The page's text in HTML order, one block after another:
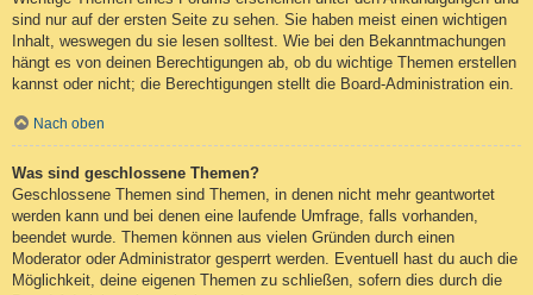
sind nur auf der ersten Seite zu sehen. Sie haben meist einen wichtigen
Inhalt, weswegen du sie lesen solltest. Wie bei den Bekanntmachungen
hängt es von deinen Berechtigungen ab, ob du wichtige Themen erstellen
kannst oder nicht; die Berechtigungen stellt die Board-Administration ein.
Nach oben
Was sind geschlossene Themen?
Geschlossene Themen sind Themen, in denen nicht mehr geantwortet
werden kann und bei denen eine laufende Umfrage, falls vorhanden,
beendet wurde. Themen können aus vielen Gründen durch einen
Moderator oder Administrator gesperrt werden. Eventuell hast du auch die
Möglichkeit, deine eigenen Themen zu schließen, sofern dies durch die